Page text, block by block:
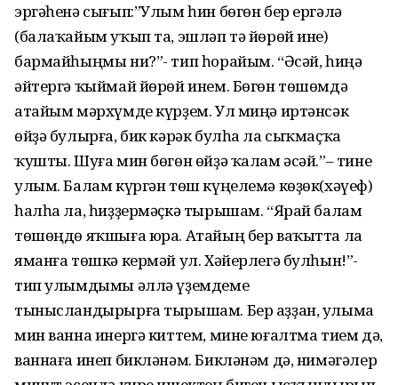
эргәһенә сығып:”Улым һин бөгөн бер ергәлә
(балаҡайым уҡып та, эшләп тә йөрөй ине)
бармайһыңмы ни?”- тип һорайым. “Әсәй, һиңә
әйтергә ҡыймай йөрөй инем. Бөгөн төшөмдә
атайым мәрхүмде күрҙем. Ул миңә иртәнсәк
өйҙә булырға, бик кәрәк булһа ла сыҡмаҫҡа
ҡушты. Шуға мин бөгөн өйҙә ҡалам әсәй.”– тине
улым. Балам күргән төш күңелемә көҙөк(хәүеф)
һалһа ла, һиҙҙермәҫкә тырышам. “Ярай балам
төшөңдө яҡшыға юра. Атайың бер ваҡытта ла
яманға төшкә кермәй ул. Хәйерлегә булһын!”-
тип улымдымы әллә үҙемдеме
тынысландырырға тырышам. Бер аҙҙан, улыма
мин ванна инергә киттем, мине юғалтма тием дә,
ваннаға инеп бикләнәм. Бикләнәм дә, нимәгәлер